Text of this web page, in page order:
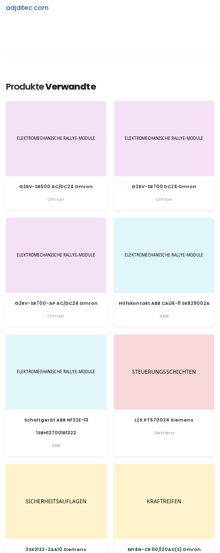
adjditec.com.
ProdukteVerwandte
G2RV-SR500 AC/DC24 Omron
Omron
G2RV-SR700 DC24 Omron
Omron
G2RV-SR700-AP AC/DC24 Omron
Omron
Hilfskontakt ABB CAL16-11 SK829002A
ABB
Schaltgerät ABB NF22E-13
1SBH137001R1322
ABB
LZX:PT570024 Siemens
Siemens
3SK2122-2AA10 Siemens
MY4N-CR 110/120AC(S) Omron